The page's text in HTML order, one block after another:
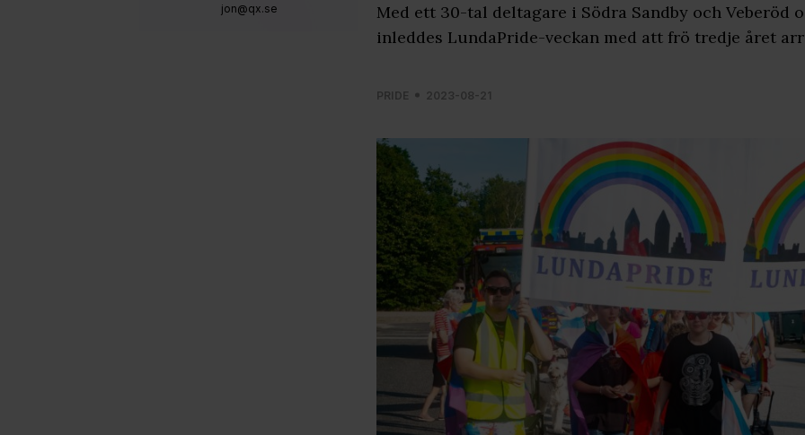
jon@qx.se
Med ett 30-tal deltagare i Södra Sandby och Veberöd
inleddes LundaPride-veckan med att frö tredje året
PRIDE 2023-08-21